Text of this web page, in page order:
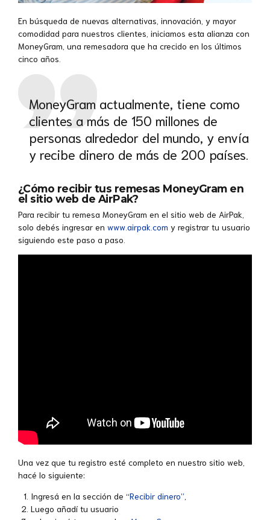
En búsqueda de nuevas alternativas, innovación, y mayor
comodidad para nuestros clientes, iniciamos esta alianza con
MoneyGram, una remesadora que ha crecido en los últimos
cinco años.
MoneyGram actualmente, tiene como
clientes a más de 150 millones de
personas alrededor del mundo, y envía
y recibe dinero de más de 200 países.
¿Cómo recibir tus remesas MoneyGram en
el sitio web de AirPak?
Para recibir tu remesa MoneyGram en el sitio web de AirPak,
solo debés ingresar en www.airpak.com y registrar tu usuario
siguiendo este paso a paso.
Una vez que tu registro esté completo en nuestro sitio web,
hacé lo siguiente:
Ingresá en la sección de “Recibir dinero”
Luego añadí tu usuario